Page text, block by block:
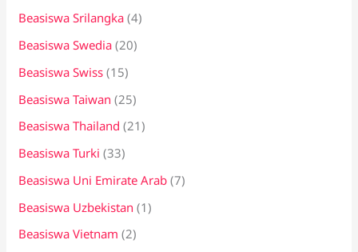
Beasiswa Srilangka (4)
Beasiswa Swedia (20)
Beasiswa Swiss (15)
Beasiswa Taiwan (25)
Beasiswa Thailand (21)
Beasiswa Turki (33)
Beasiswa Uni Emirate Arab (7)
Beasiswa Uzbekistan (1)
Beasiswa Vietnam (2)